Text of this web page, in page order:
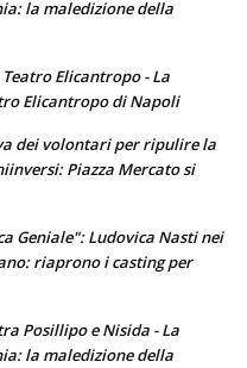
la maledizione della
Elicantropo - La
Elicantropo di Napoli
dei volontari per ripulire la
Piazza Mercato si
Geniale": Ludovica Nasti nei
riaprono i casting per
Posillipo e Nisida - La
la maledizione della